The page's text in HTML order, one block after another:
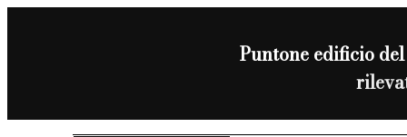
Puntone edificio